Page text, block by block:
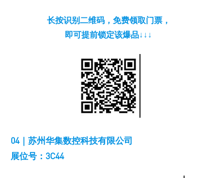
长按识别二维码，免费领取门票，
即可提前锁定该爆品↓↓↓
04｜苏州华集数控科技有限公司
展位号：3C44